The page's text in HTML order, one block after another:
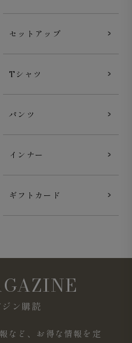
セットアップ
Tシャツ
パンツ
インナー
ギフトカード
ン購読
など、お得な情報を定